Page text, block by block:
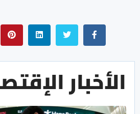
الأخبار